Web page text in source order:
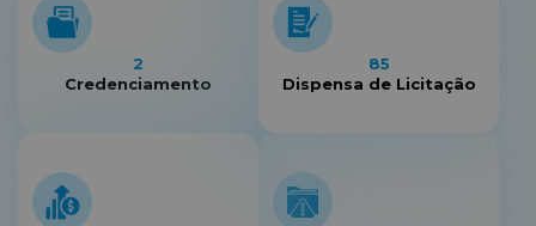
2
Credenciamento
85
Dispensa de Licitação